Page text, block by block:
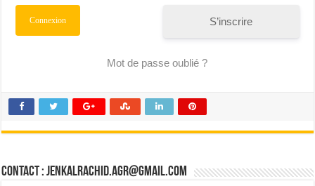
S’inscrire
Mot de passe oublié ?
Contact : jenkalrachid.agr@gmail.com